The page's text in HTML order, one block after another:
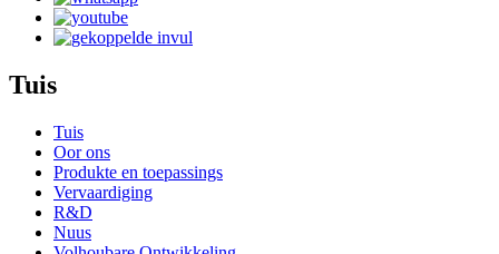
Tuis
Tuis
Oor ons
Produkte en toepassings
Vervaardiging
R&D
Nuus